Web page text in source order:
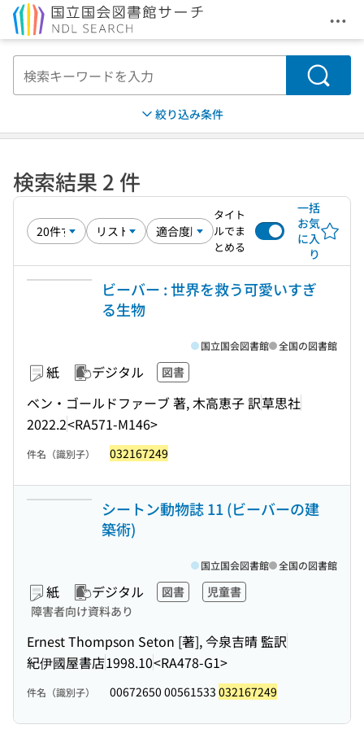
メ
検索
絞り込み条件
検索結果 2 件
タイト
ルでま
とめる
一括
お気
に入
り
ビーバー : 世界を救う可愛いすぎ
る生物
紙 デジタル 図書
ベン・ゴールドファーブ 著, 木高恵子 訳草思社
2022.2<RA571-M146>
国立国会図書館 全国の図書館
件名（識別子） 032167249
シートン動物誌 11 (ビーバーの建
築術)
紙 デジタル 図書
児童書
障害者向け資料あり
Ernest Thompson Seton [著], 今泉吉晴 監訳
紀伊國屋書店1998.10<RA478-G1>
国立国会図書館 全国の図書館
件名（識別子） 00672650 00561533 032167249